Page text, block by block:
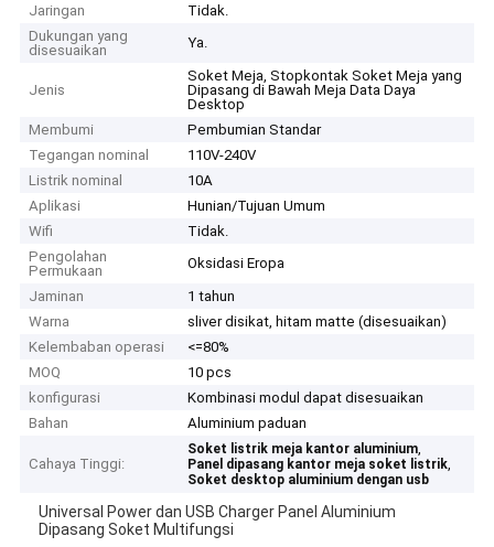
Jaringan
Tidak.
Dukungan yang
disesuaikan
Ya.
Jenis
Soket Meja, Stopkontak Soket Meja yang
Dipasang di Bawah Meja Data Daya
Desktop
Membumi
Pembumian Standar
Tegangan nominal
110V-240V
Listrik nominal
10A
Aplikasi
Hunian/Tujuan Umum
Wifi
Tidak.
Pengolahan
Permukaan
Oksidasi Eropa
Jaminan
1 tahun
Warna
sliver disikat, hitam matte (disesuaikan)
Kelembaban operasi
<=80%
MOQ
10 pcs
konfigurasi
Kombinasi modul dapat disesuaikan
Bahan
Aluminium paduan
Cahaya Tinggi:
Soket listrik meja kantor aluminium,
Panel dipasang kantor meja soket listrik,
Soket desktop aluminium dengan usb
Universal Power dan USB Charger Panel Aluminium
Dipasang Soket Multifungsi